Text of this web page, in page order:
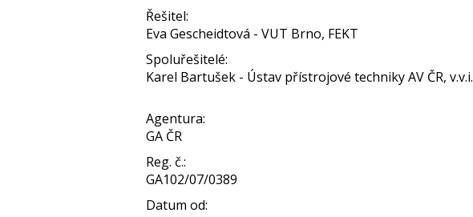
Řešitel:
Eva Gescheidtová - VUT Brno, FEKT
Spoluřešitelé:
Karel Bartušek - Ústav přístrojové techniky AV ČR, v.v.i.
Agentura:
GA ČR
Reg. č.:
GA102/07/0389
Datum od: